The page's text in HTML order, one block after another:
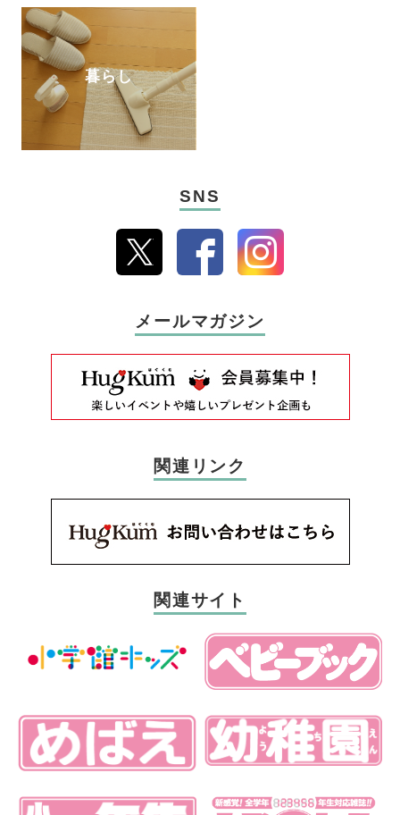
暮らし
SNS
メールマガジン
関連リンク
関連サイト